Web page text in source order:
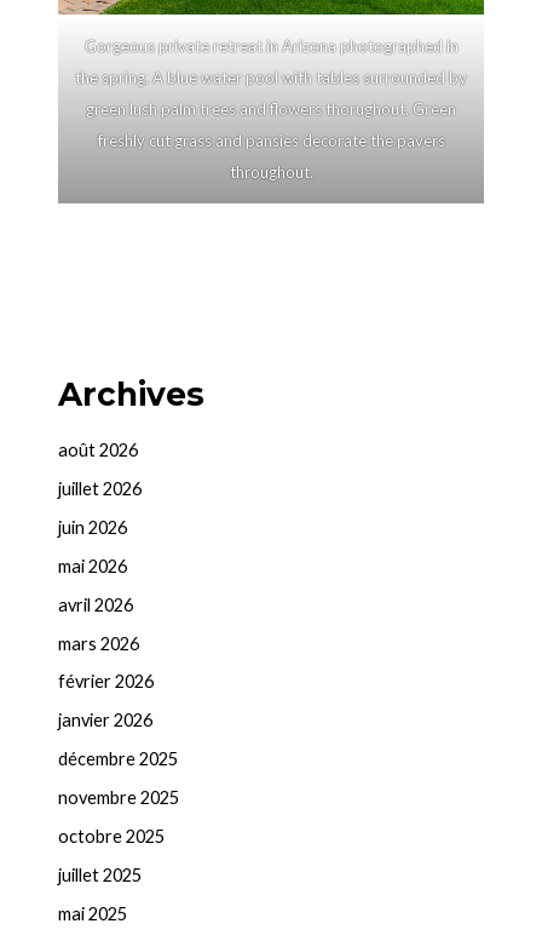
Gorgeous private retreat in Arizona photographed in
the spring. A blue water pool with tables surrounded by
green lush palm trees and flowers thorughout. Green
freshly cut grass and pansies decorate the pavers
throughout.
Archives
août 2026
juillet 2026
juin 2026
mai 2026
avril 2026
mars 2026
février 2026
janvier 2026
décembre 2025
novembre 2025
octobre 2025
juillet 2025
mai 2025